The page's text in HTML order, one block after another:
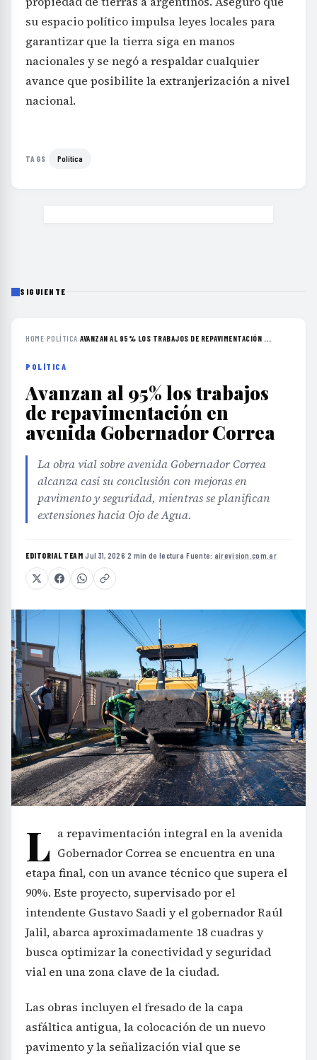
su espacio político impulsa leyes locales para
garantizar que la tierra siga en manos
nacionales y se negó a respaldar cualquier
avance que posibilite la extranjerización a nivel
nacional.
TAGS Política
SIGUIENTE
HOME›POLÍTICA›AVANZAN AL 95% LOS TRABAJOS DE REPAVIMENTACIÓN ...
POLÍTICA
Avanzan al 95% los trabajos
de repavimentación en
avenida Gobernador Correa
La obra vial sobre avenida Gobernador Correa
alcanza casi su conclusión con mejoras en
pavimento y seguridad, mientras se planifican
extensiones hacia Ojo de Agua.
EDITORIAL TEAM·Jul 31, 2026·2 min de lectura·Fuente: airevision.com.ar
L a repavimentación integral en la avenida
Gobernador Correa se encuentra en una
etapa final, con un avance técnico que supera el
90%. Este proyecto, supervisado por el
intendente Gustavo Saadi y el gobernador Raúl
Jalil, abarca aproximadamente 18 cuadras y
busca optimizar la conectividad y seguridad
vial en una zona clave de la ciudad.
Las obras incluyen el fresado de la capa
asfáltica antigua, la colocación de un nuevo
pavimento y la señalización vial que se